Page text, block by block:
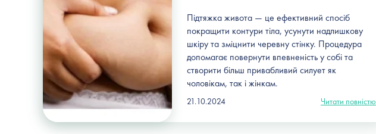
Підтяжка живота — це ефективний спосіб
покращити контури тіла, усунути надлишкову
шкіру та зміцнити черевну стінку. Процедура
допомагає повернути впевненість у собі та
створити більш привабливий силует як
чоловікам, так і жінкам.
21.10.2024 Читати повністю